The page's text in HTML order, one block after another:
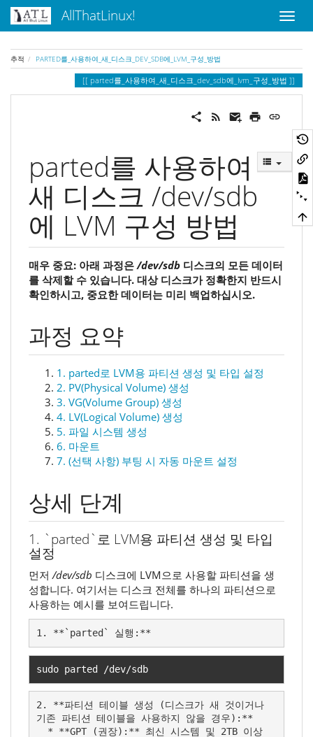
AllThatLinux!
추적 PARTED를_사용하여_새_디스크_DEV_SDB에_LVM_구성_방법
parted를_사용하여_새_디스크_dev_sdb에_lvm_구성_방법
parted를 사용하여
새 디스크 /dev/sdb
에 LVM 구성 방법
매우 중요: 아래 과정은/dev/sdb 디스크의 모든 데이터
를 삭제할 수 있습니다. 대상 디스크가 정확한지 반드시
확인하시고, 중요한 데이터는 미리 백업하십시오.
과정 요약
1. parted로 LVM용 파티션 생성 및 타입 설정
2. PV(Physical Volume) 생성
3. VG(Volume Group) 생성
4. LV(Logical Volume) 생성
5. 파일 시스템 생성
6. 마운트
7. (선택 사항) 부팅 시 자동 마운트 설정
상세 단계
1. `parted`로 LVM용 파티션 생성 및 타입
설정
먼저 /dev/sdb 디스크에 LVM으로 사용할 파티션을 생
성합니다. 여기서는 디스크 전체를 하나의 파티션으로
사용하는 예시를 보여드립니다.
1. **`parted` 실행:**
sudo parted /dev/sdb
2. **파티션 테이블 생성 (디스크가 새 것이거나
기존 파티션 테이블을 사용하지 않을 경우):**